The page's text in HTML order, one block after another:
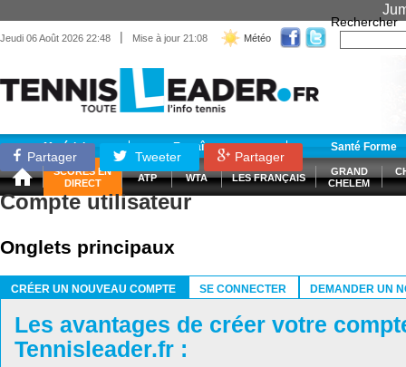
Jeudi 06 Août 2026 22:48 | Mise à jour 21:08 Météo
Rechercher
Matériel Entraînement Santé Forme
SCORES EN
DIRECT
ATP WTA LES FRANÇAIS
GRAND
CHELEM
Partager Tweeter Partager
Compte utilisateur
Onglets principaux
CRÉER UN NOUVEAU COMPTE
SE CONNECTER DEMANDER UN
Les avantages de créer votre
Tennisleader.fr :